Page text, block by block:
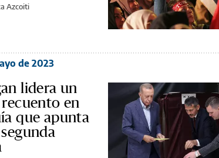
Azcoiti
de 2023
lidera un
en
que apunta